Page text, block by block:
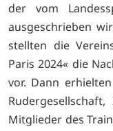
der vom
ausgeschrieben
stellten die
Paris 2024« die
vor. Dann
Mitglieder des